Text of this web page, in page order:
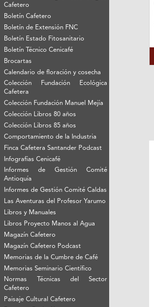
Cafetero
Boletín Cafetero
Boletín de Extensión FNC
Boletín Estado Fitosanitario
Boletín Técnico Cenicafé
Brocartas
Calendario de floración y cosecha
Colección Fundación Ecológica
Cafetera
Colección Fundación Manuel Mejía
Colección Libros 80 años
Colección Libros 85 años
Comportamiento de la Industria
Finca Cafetera Santander Podcast
Infografías Cenicafé
Informes de Gestión Comité
Antioquía
Informes de Gestión Comité Caldas
Las Aventuras del Profesor Yarumo
Libros y Manuales
Libros Proyecto Manos al Agua
Magazín Cafetero
Magazín Cafetero Podcast
Memorias de la Cumbre de Café
Memorias Seminario Científico
Normas Técnicas del Sector
Cafetero
Paisaje Cultural Cafetero